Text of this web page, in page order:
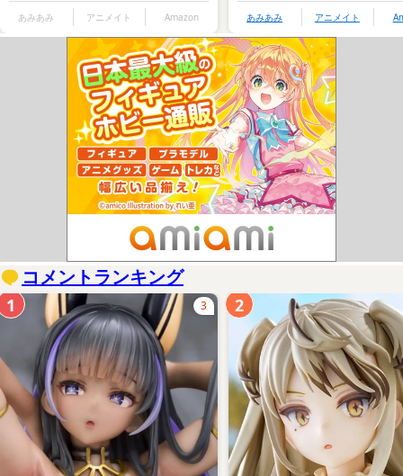
あみあみ アニメイト Amazon あみあみ アニメイト
コメントランキング
3
1 2